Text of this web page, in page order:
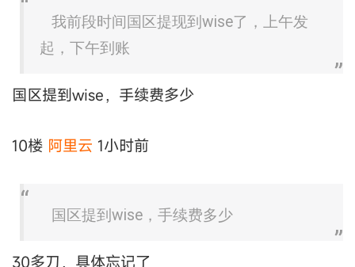
我前段时间国区提现到wise了，上午发
起，下午到账
国区提到wise，手续费多少
10楼 阿里云 1小时前
国区提到wise，手续费多少
30多刀，具体忘记了